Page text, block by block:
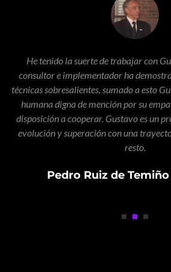
He tenido la suerte de trabajar con
consultor e implementador ha
técnicas sobresalientes, sumado a esto
humana digna de mención por su
disposición a cooperar. Gustavo es un
evolución y superación con una
resto.
Pedro Ruiz de Temiño